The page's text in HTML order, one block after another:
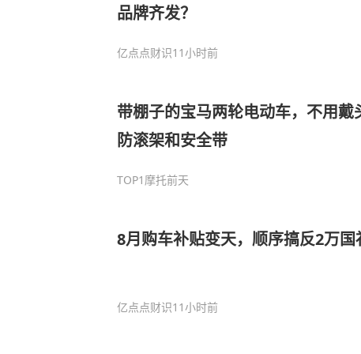
品牌齐发？
亿点点财识11小时前
带棚子的宝马两轮电动车，不用戴
防滚架和安全带
TOP1摩托前天
8月购车补贴变天，顺序搞反2万国
亿点点财识11小时前